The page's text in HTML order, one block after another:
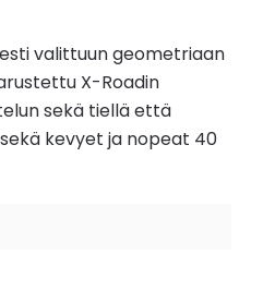
valittuun geometriaan
X-Roadin
sekä tiellä että
kevyet ja nopeat 40